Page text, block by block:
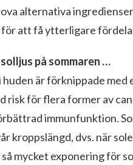
alternativa
att få ytterligare
på sommaren …
huden är förknippade
risk för flera former av
immunfunktion.
kroppslängd, dvs. när
mycket exponering för